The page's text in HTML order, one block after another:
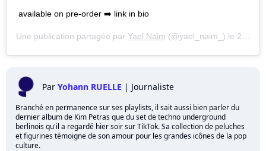
available on pre-order ➡️ link in bio
Une publication partagée par Yael Naim (@yael_naim_) le 20 Févr. 2020 à 10 :59 PST
Par Yohann RUELLE | Journaliste
Branché en permanence sur ses playlists, il sait aussi bien parler du
dernier album de Kim Petras que du set de techno underground
berlinois qu'il a regardé hier soir sur TikTok. Sa collection de peluches
et figurines témoigne de son amour pour les grandes icônes de la pop
culture.